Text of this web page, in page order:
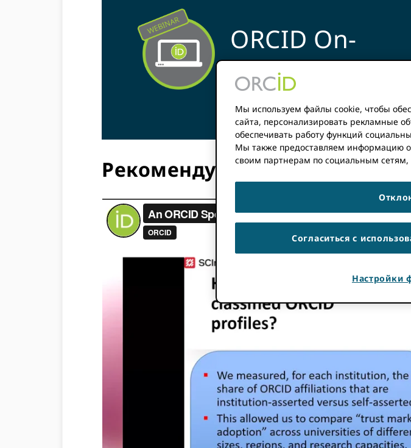
ORCID On-
Demand
Рекомендуемая сессия
Мы используем файлы cookie, чтобы
сайта, персонализировать рекламные
обеспечивать работу функций
Мы также предоставляем информацию
своим партнерам по социальным
Согласиться с
Настройки